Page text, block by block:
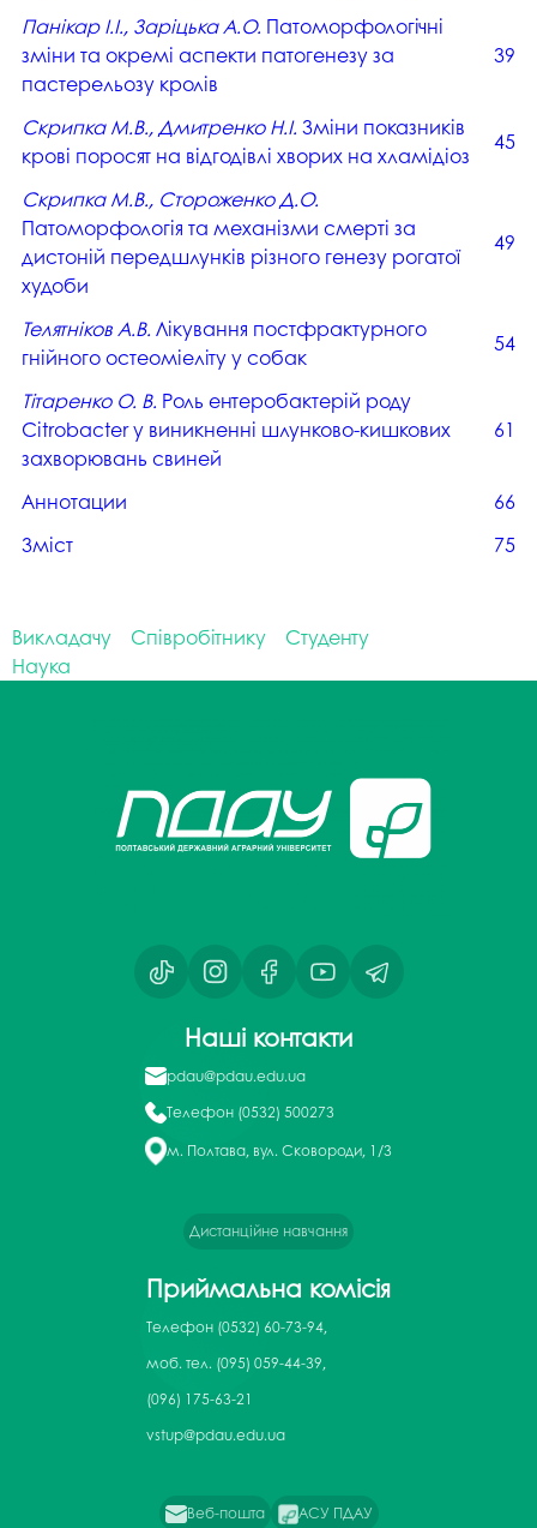
Панікар І.І., Заріцька А.О. Патоморфологічні
зміни та окремі аспекти патогенезу за
пастерельозу кролів
39
Скрипка М.В., Дмитренко Н.І. Зміни показників
крові поросят на відгодівлі хворих на хламідіоз
45
Скрипка М.В., Стороженко Д.О.
Патоморфологія та механізми смерті за
дистоній передшлунків різного генезу рогатої
худоби
49
Телятніков А.В. Лікування постфрактурного
гнійного остеоміеліту у собак
54
Тітаренко О. В. Роль ентеробактерій роду
Citrobacter у виникненні шлунково-кишкових
захворювань свиней
61
Аннотации
66
Зміст
75
Викладачу Співробітнику
Студенту
Наука
Наші контакти
pdau@pdau.edu.ua
Телефон (0532) 500273
м. Полтава, вул. Сковороди, 1/3
Дистанційне навчання
Приймальна комісія
Телефон (0532) 60-73-94,
моб. тел. (095) 059-44-39,
(096) 175-63-21
vstup@pdau.edu.ua
Веб-пошта АСУ ПДАУ